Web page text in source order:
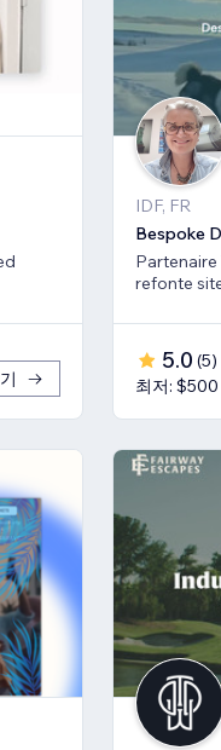
IDF, FR
Bespoke
refonte
5.0 (5)
최저: $500